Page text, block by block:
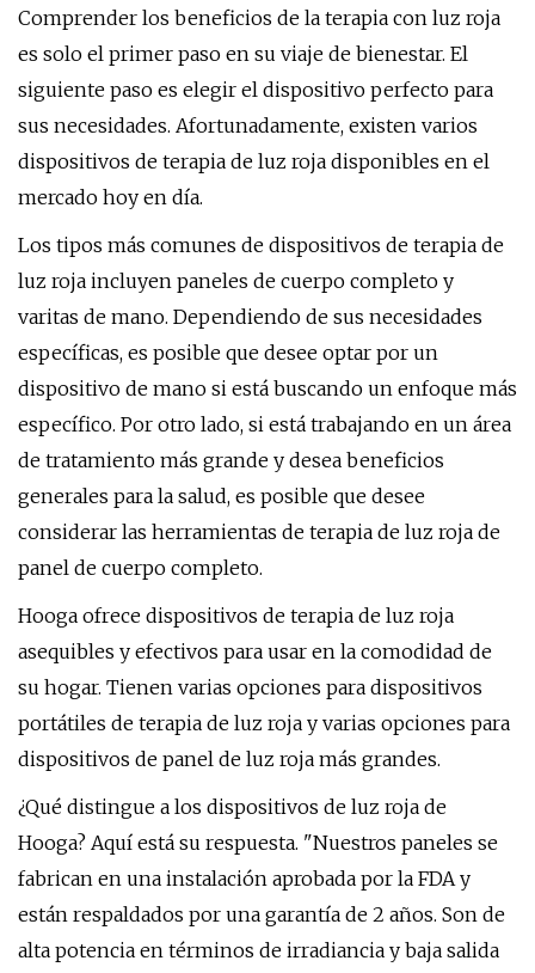
Comprender los beneficios de la terapia con luz roja
es solo el primer paso en su viaje de bienestar. El
siguiente paso es elegir el dispositivo perfecto para
sus necesidades. Afortunadamente, existen varios
dispositivos de terapia de luz roja disponibles en el
mercado hoy en día.
Los tipos más comunes de dispositivos de terapia de
luz roja incluyen paneles de cuerpo completo y
varitas de mano. Dependiendo de sus necesidades
específicas, es posible que desee optar por un
dispositivo de mano si está buscando un enfoque más
específico. Por otro lado, si está trabajando en un área
de tratamiento más grande y desea beneficios
generales para la salud, es posible que desee
considerar las herramientas de terapia de luz roja de
panel de cuerpo completo.
Hooga ofrece dispositivos de terapia de luz roja
asequibles y efectivos para usar en la comodidad de
su hogar. Tienen varias opciones para dispositivos
portátiles de terapia de luz roja y varias opciones para
dispositivos de panel de luz roja más grandes.
¿Qué distingue a los dispositivos de luz roja de
Hooga? Aquí está su respuesta. "Nuestros paneles se
fabrican en una instalación aprobada por la FDA y
están respaldados por una garantía de 2 años. Son de
alta potencia en términos de irradiancia y baja salida